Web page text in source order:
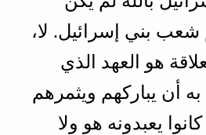
شعب بني إسرائيل. لا،
هو العهد الذي
أن يباركهم ويثمرهم
يعبدونه هو ولا